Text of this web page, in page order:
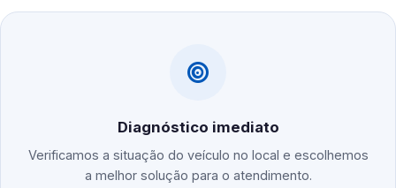
Diagnóstico imediato
Verificamos a situação do veículo no local e escolhemos
a melhor solução para o atendimento.